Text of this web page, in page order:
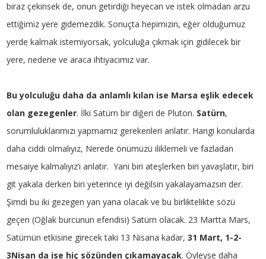
biraz çekinsek de, onun getirdiği heyecan ve istek olmadan arzu
ettiğimiz yere gidemezdik. Sonuçta hepimizin, eğer olduğumuz
yerde kalmak istemiyorsak, yolculuğa çıkmak için gidilecek bir
yere, nedene ve araca ihtiyacımız var.
Bu yolculuğu daha da anlamlı kılan ise Marsa eşlik edecek
olan gezegenler. İlki Satürn bir diğeri de Pluton. Satürn,
sorumluluklarımızı yapmamız gerekenleri anlatır. Hangi konularda
daha ciddi olmalıyız, Nerede önümüzü iliklemeli ve fazladan
mesaiye kalmalıyız’ı anlatır. Yani biri ateşlerken biri yavaşlatır, biri
git yakala derken biri yeterince iyi değilsin yakalayamazsın der.
Şimdi bu iki gezegen yan yana olacak ve bu birliktelikte sözü
geçen (Oğlak burcunun efendisi) Satürn olacak. 23 Martta Mars,
Satürnün etkisine girecek taki 13 Nisana kadar,31 Mart, 1-2-
3Nisan da ise hiç sözünden çıkamayacak. Öyleyse daha